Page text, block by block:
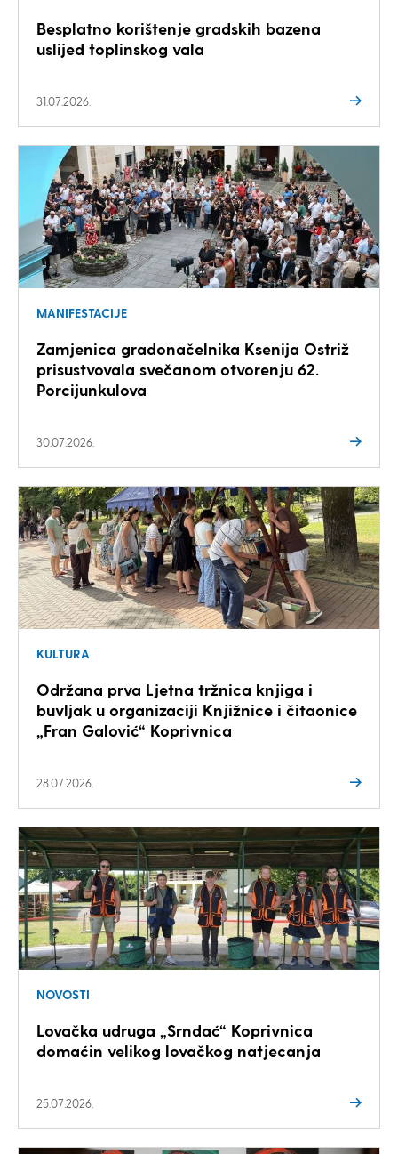
Besplatno korištenje gradskih bazena
uslijed toplinskog vala
31.07.2026.
MANIFESTACIJE
Zamjenica gradonačelnika Ksenija Ostriž
prisustvovala svečanom otvorenju 62.
Porcijunkulova
30.07.2026.
KULTURA
Održana prva Ljetna tržnica knjiga i
buvljak u organizaciji Knjižnice i čitaonice
„Fran Galović“ Koprivnica
28.07.2026.
NOVOSTI
Lovačka udruga „Srndać“ Koprivnica
domaćin velikog lovačkog natjecanja
25.07.2026.